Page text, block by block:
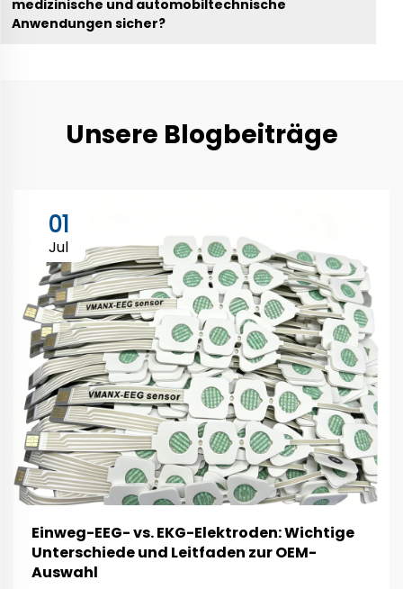
medizinische und automobiltechnische
Anwendungen sicher?
Unsere Blogbeiträge
01
Jul
Einweg-EEG- vs. EKG-Elektroden: Wichtige
Unterschiede und Leitfaden zur OEM-
Auswahl